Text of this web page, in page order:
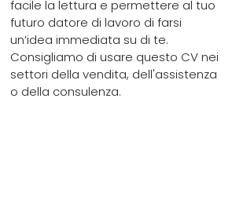
facile la lettura e permettere al tuo
futuro datore di lavoro di farsi
un’idea immediata su di te.
Consigliamo di usare questo CV nei
settori della vendita, dell'assistenza
o della consulenza.